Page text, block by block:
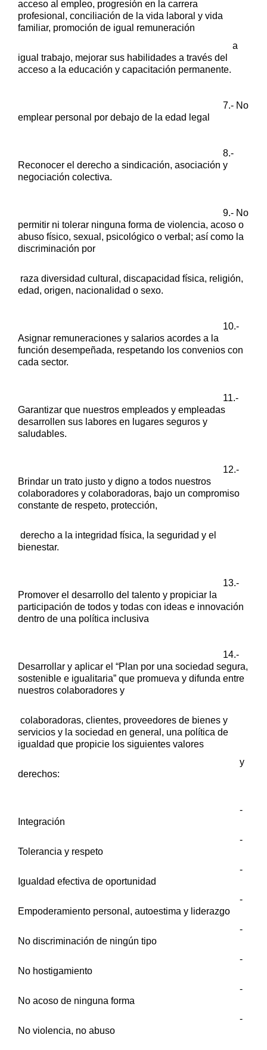
acceso al empleo, progresión en la carrera
profesional, conciliación de la vida laboral y vida
familiar, promoción de igual remuneración
a
igual trabajo, mejorar sus habilidades a través del
acceso a la educación y capacitación permanente.
7.- No
emplear personal por debajo de la edad legal
8.-
Reconocer el derecho a sindicación, asociación y
negociación colectiva.
9.- No
permitir ni tolerar ninguna forma de violencia, acoso o
abuso físico, sexual, psicológico o verbal; así como la
discriminación por
raza diversidad cultural, discapacidad física, religión,
edad, origen, nacionalidad o sexo.
10.-
Asignar remuneraciones y salarios acordes a la
función desempeñada, respetando los convenios con
cada sector.
11.-
Garantizar que nuestros empleados y empleadas
desarrollen sus labores en lugares seguros y
saludables.
12.-
Brindar un trato justo y digno a todos nuestros
colaboradores y colaboradoras, bajo un compromiso
constante de respeto, protección,
derecho a la integridad física, la seguridad y el
bienestar.
13.-
Promover el desarrollo del talento y propiciar la
participación de todos y todas con ideas e innovación
dentro de una política inclusiva
14.-
Desarrollar y aplicar el “Plan por una sociedad segura,
sostenible e igualitaria” que promueva y difunda entre
nuestros colaboradores y
colaboradoras, clientes, proveedores de bienes y
servicios y la sociedad en general, una política de
igualdad que propicie los siguientes valores
y
derechos:
-
Integración
-
Tolerancia y respeto
-
Igualdad efectiva de oportunidad
-
Empoderamiento personal, autoestima y liderazgo
-
No discriminación de ningún tipo
-
No hostigamiento
-
No acoso de ninguna forma
-
No violencia, no abuso